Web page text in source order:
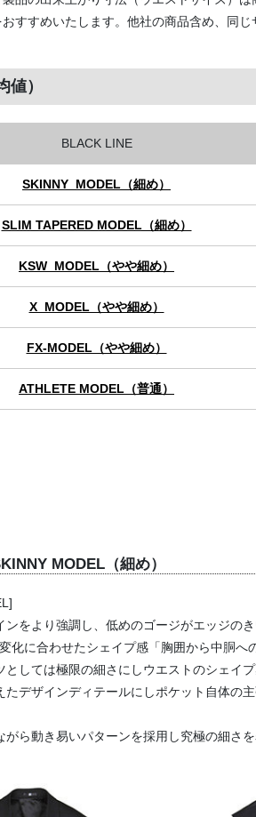
すすめいたします。他社の商品含め、同
値）
BLACK LINE
SKINNY_MODEL（細め）
SLIM TAPERED MODEL（細め）
KSW_MODEL（やや細め）
X_MODEL（やや細め）
FX-MODEL（やや細め）
ATHLETE MODEL（普通）
MODEL（細め）
をより強調し、低めのゴージがエッジの
化に合わせたシェイプ感「胸囲から中胴へ
しては極限の細さにしウエストのシェイ
たデザインディテールにしポケット自体の
ら動き易いパターンを採用し究極の細さを